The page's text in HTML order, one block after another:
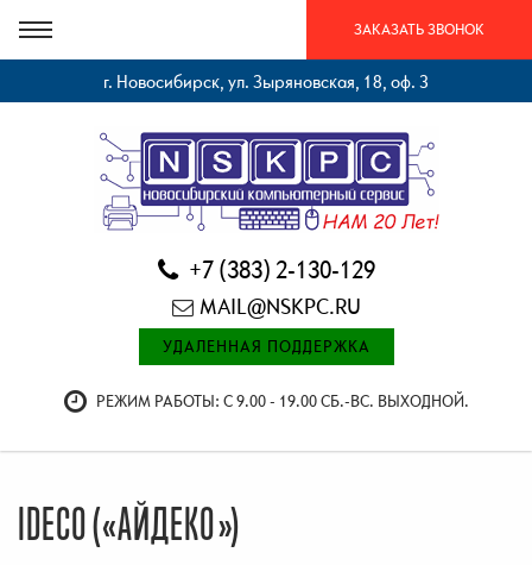
ЗАКАЗАТЬ ЗВОНОК
г. Новосибирск, ул. Зыряновская, 18, оф. 3
+7 (383) 2-130-129
MAIL@NSKPC.RU
УДАЛЕННАЯ ПОДДЕРЖКА
РЕЖИМ РАБОТЫ: С 9.00 - 19.00 СБ.-ВС. ВЫХОДНОЙ.
IDECO («АЙДЕКО»)